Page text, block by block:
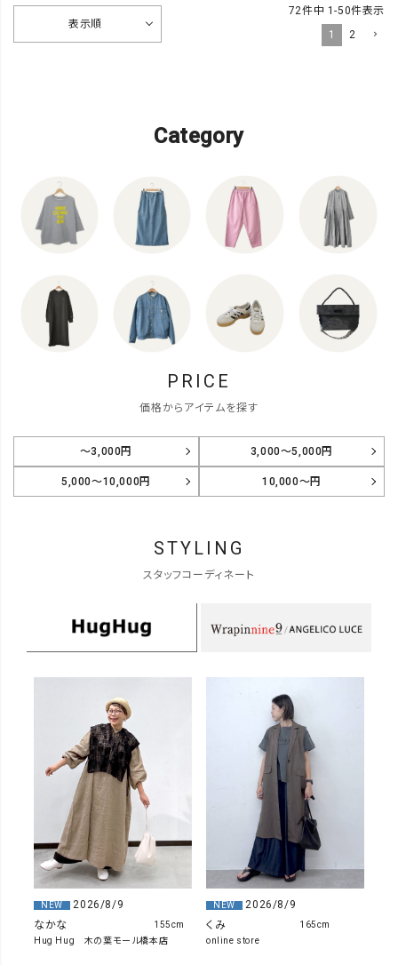
表示順
72件中 1-50件表示
1
2
Category
PRICE
価格からアイテムを探す
～3,000円 3,000～5,000円
5,000～10,000円 10,000～円
STYLING
スタッフコーディネート
NEW
2026/8/9
なかな
Hug Hug 木の葉モール橋本店
155cm
NEW
2026/8/9
くみ
online store
165cm